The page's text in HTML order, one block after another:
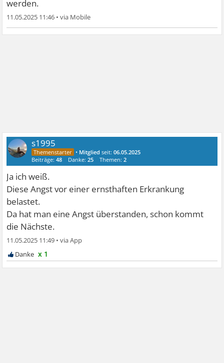
werden.
11.05.2025 11:46 •
s1995
• Mitglied seit:06.05.2025
Beiträge:48 Danke:25 Themen:2
Ja ich weiß.
Diese Angst vor einer ernsthaften Erkrankung
belastet.
Da hat man eine Angst überstanden, schon kommt
die Nächste.
11.05.2025 11:49 •
x 1